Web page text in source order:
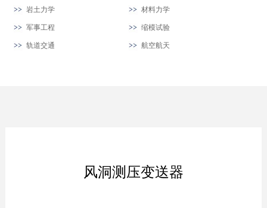
岩土力学 材料力学
军事工程 缩模试验
轨道交通 航空航天
风洞测压变送器